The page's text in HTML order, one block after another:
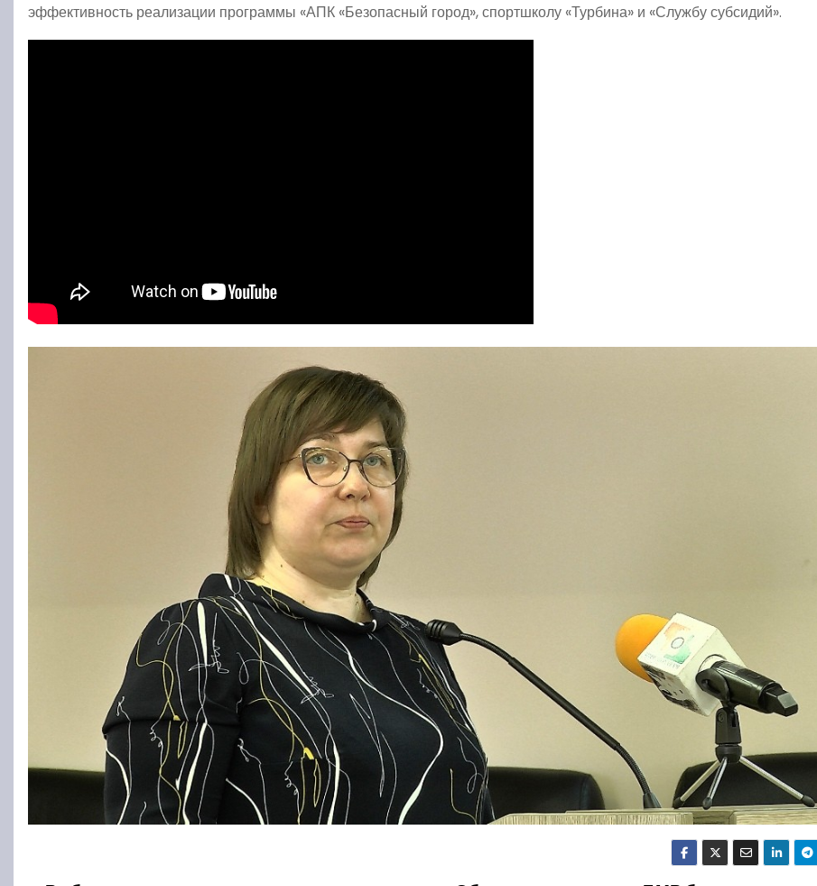
эффективность реализации программы «АПК «Безопасный город», спортшколу «Турбина» и «Службу субсидий».